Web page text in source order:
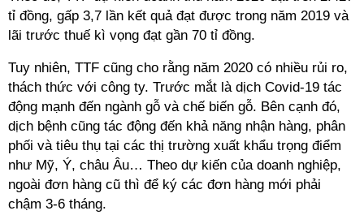
tỉ đồng, gấp 3,7 lần kết quả đạt được trong năm 2019 và
lãi trước thuế kì vọng đạt gần 70 tỉ đồng.
Tuy nhiên, TTF cũng cho rằng năm 2020 có nhiều rủi ro,
thách thức với công ty. Trước mắt là dịch Covid-19 tác
động mạnh đến ngành gỗ và chế biến gỗ. Bên cạnh đó,
dịch bệnh cũng tác động đến khả năng nhận hàng, phân
phối và tiêu thụ tại các thị trường xuất khẩu trọng điểm
như Mỹ, Ý, châu Âu… Theo dự kiến của doanh nghiệp,
ngoài đơn hàng cũ thì để ký các đơn hàng mới phải
chậm 3-6 tháng.